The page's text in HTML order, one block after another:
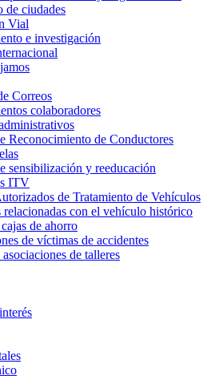
de ciudades
Vial
e investigación
Correos
colaboradores
Reconocimiento de Conductores
sensibilización y reeducación
ITV
de Tratamiento de Vehículos
relacionadas con el vehículo histórico
de ahorro
de víctimas de accidentes
de talleres